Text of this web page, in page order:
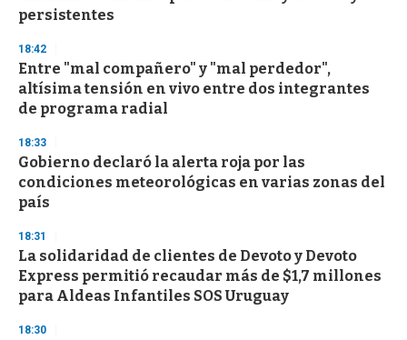
persistentes
18:42
Entre "mal compañero" y "mal perdedor",
altísima tensión en vivo entre dos integrantes
de programa radial
18:33
Gobierno declaró la alerta roja por las
condiciones meteorológicas en varias zonas del
país
18:31
La solidaridad de clientes de Devoto y Devoto
Express permitió recaudar más de $1,7 millones
para Aldeas Infantiles SOS Uruguay
18:30